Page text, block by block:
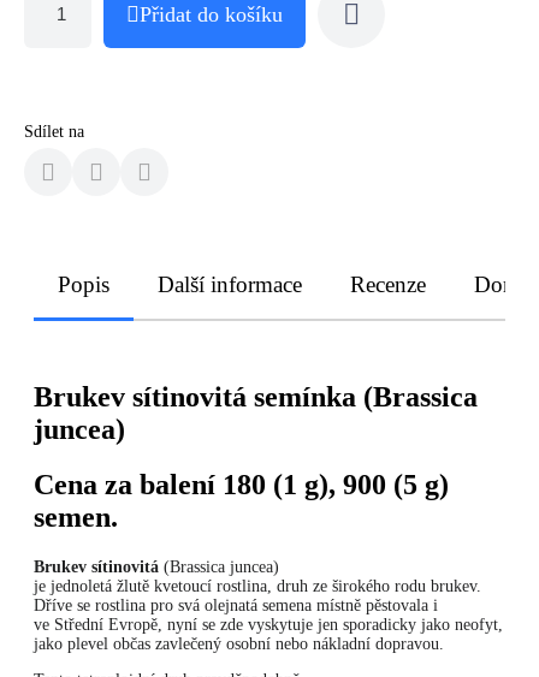
Přidat do košíku
Sdílet na
Popis Další informace Recenze
Brukev sítinovitá semínka (Brassica
juncea)
Cena za balení 180 (1 g), 900 (5 g)
semen.
Brukev sítinovitá (Brassica juncea)
je jednoletá žlutě kvetoucí rostlina, druh ze širokého rodu brukev.
Dříve se rostlina pro svá olejnatá semena místně pěstovala i
ve Střední Evropě, nyní se zde vyskytuje jen sporadicky jako neofyt,
jako plevel občas zavlečený osobní nebo nákladní dopravou.